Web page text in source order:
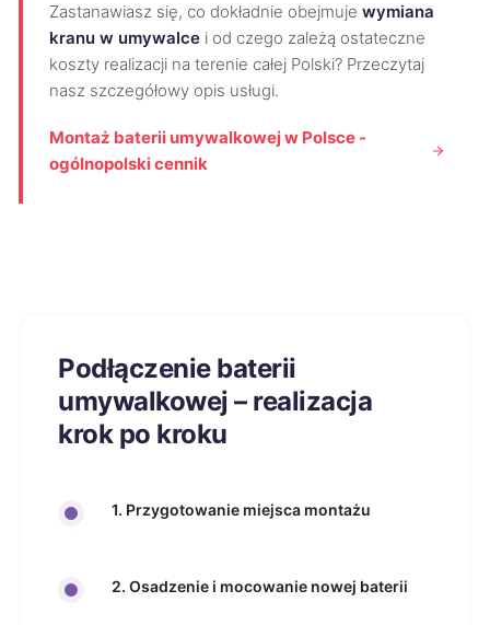
Zastanawiasz się, co dokładnie obejmuje wymiana
kranu w umywalce i od czego zależą ostateczne
koszty realizacji na terenie całej Polski? Przeczytaj
nasz szczegółowy opis usługi.
Montaż baterii umywalkowej w Polsce -
ogólnopolski cennik
Podłączenie baterii
umywalkowej – realizacja
krok po kroku
1. Przygotowanie miejsca montażu
2. Osadzenie i mocowanie nowej baterii